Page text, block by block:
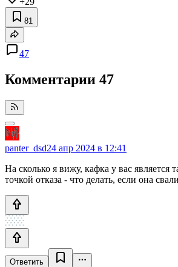
81
47
Комментарии 47
panter_dsd24 апр 2024 в 12:41
На сколько я вижу, кафка у вас является
точкой отказа - что делать, если она
Ответить